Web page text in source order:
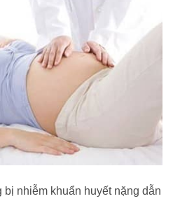
nhiễm khuẩn huyết nặng dẫn